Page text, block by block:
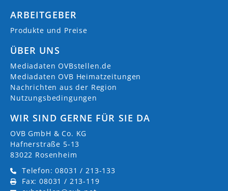
ARBEITGEBER
Produkte und Preise
ÜBER UNS
Mediadaten OVBstellen.de
Mediadaten OVB Heimatzeitungen
Nachrichten aus der Region
Nutzungsbedingungen
WIR SIND GERNE FÜR SIE DA
OVB GmbH & Co. KG
Hafnerstraße 5-13
83022 Rosenheim
Telefon: 08031 / 213-133
Fax: 08031 / 213-119